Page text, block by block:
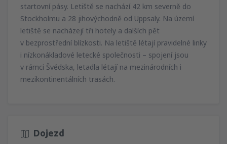
startovní pásy. Letiště se nachází 42 km severně do
Stockholmu a 28 jihovýchodně od Uppsaly. Na území
letiště se nacházejí tři hotely a dalších pět
v bezprostřední blízkosti. Na letiště létají pravidelné linky
i nízkonákladové letecké společnosti – spojení jsou
v rámci Švédska, letadla létají na mezinárodních i
mezikontinentálních trasách.
Dojezd